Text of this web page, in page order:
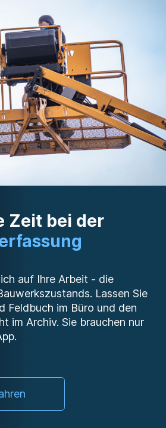
Zeit bei der
auf Ihre Arbeit - die
Lassen Sie
Feldbuch im Büro und den
im Archiv. Sie brauchen nur